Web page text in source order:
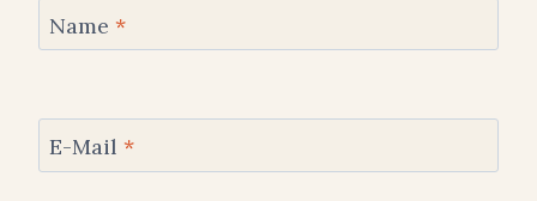
Name *
E-Mail *